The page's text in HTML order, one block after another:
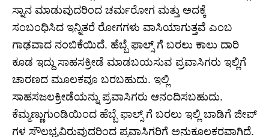
ಸ್ನಾನ ಮಾಡುವುದರಿಂದ ಚರ್ಮರೋಗ ಮತ್ತು ಅದಕ್ಕೆ
ಸಂಬಂಧಿಸಿದ ಇನ್ನಿತರೆ ರೋಗಗಳು ವಾಸಿಯಾಗುತ್ತವೆ ಎಂಬ
ಗಾಢವಾದ ನಂಬಿಕೆಯಿದೆ. ಹೆಬ್ಬೆ ಫಾಲ್ಸ್ ಗೆ ಬರಲು ಕಾಲು ದಾರಿ
ಕೂಡ ಇದ್ದು ಸಾಹಸಕ್ರೀಡೆ ಮಾಡಬಯಸುವ ಪ್ರವಾಸಿಗರು ಇಲ್ಲಿಗೆ
ಚಾರಣದ ಮೂಲಕವೂ ಬರಬಹುದು. ಇಲ್ಲಿ
ಸಾಹಸಜಲಕ್ರೀಡೆಯನ್ನು ಪ್ರವಾಸಿಗರು ಆನಂದಿಸಬಹುದು.
ಕೆಮ್ಮಣ್ಣುಗುಂಡಿಯಿಂದ ಹೆಬ್ಬೆ ಫಾಲ್ಸ್ ಗೆ ಬರಲು ಇಲ್ಲಿ ಬಾಡಿಗೆ ಜೀಪ್
ಗಳ ಸೌಲಭ್ಯವಿರುವುದರಿಂದ ಪ್ರವಾಸಿಗರಿಗೆ ಅನುಕೂಲಕರವಾಗಿದೆ.